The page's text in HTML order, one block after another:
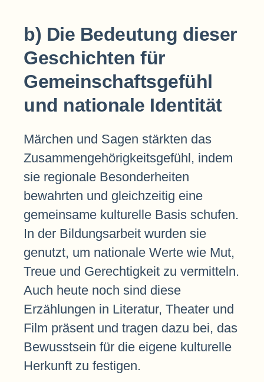
b) Die Bedeutung dieser
Geschichten für
Gemeinschaftsgefühl
und nationale Identität
Märchen und Sagen stärkten das
Zusammengehörigkeitsgefühl, indem
sie regionale Besonderheiten
bewahrten und gleichzeitig eine
gemeinsame kulturelle Basis schufen.
In der Bildungsarbeit wurden sie
genutzt, um nationale Werte wie Mut,
Treue und Gerechtigkeit zu vermitteln.
Auch heute noch sind diese
Erzählungen in Literatur, Theater und
Film präsent und tragen dazu bei, das
Bewusstsein für die eigene kulturelle
Herkunft zu festigen.